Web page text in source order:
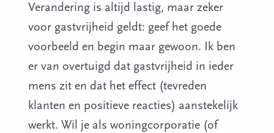
Verandering is altijd lastig, maar zeker
voor gastvrijheid geldt: geef het goede
voorbeeld en begin maar gewoon. Ik ben
er van overtuigd dat gastvrijheid in ieder
mens zit en dat het effect (tevreden
klanten en positieve reacties) aanstekelijk
werkt. Wil je als woningcorporatie (of